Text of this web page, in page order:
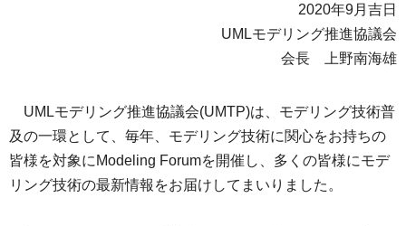
2020年9月吉日
UMLモデリング推進協議会
会長 上野南海雄
UMLモデリング推進協議会(UMTP)は、モデリング技術普
及の一環として、毎年、モデリング技術に関心をお持ちの
皆様を対象にModeling Forumを開催し、多くの皆様にモデ
リング技術の最新情報をお届けしてまいりました。